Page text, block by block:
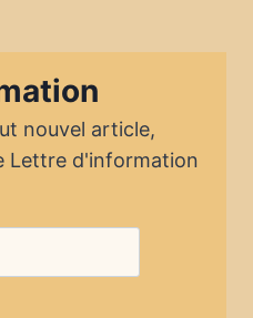
nouvel article,
Lettre d'information